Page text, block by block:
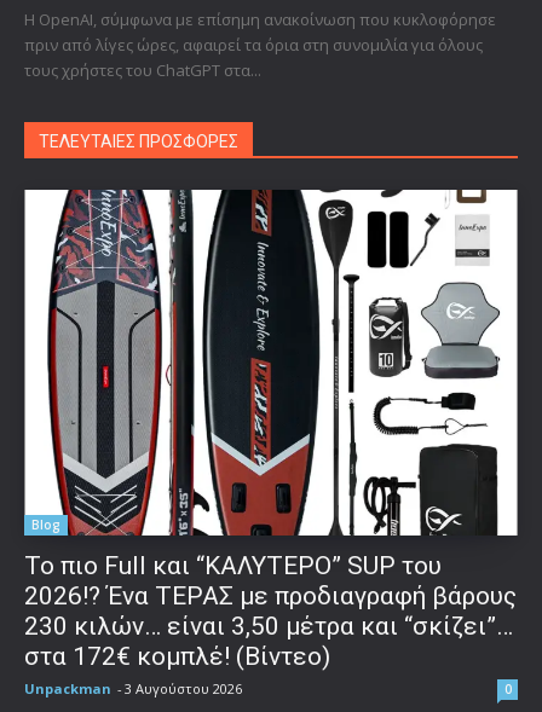
Η OpenAI, σύμφωνα με επίσημη ανακοίνωση που κυκλοφόρησε
πριν από λίγες ώρες, αφαιρεί τα όρια στη συνομιλία για όλους
τους χρήστες του ChatGPT στα...
ΤΕΛΕΥΤΑΙΕΣ ΠΡΟΣΦΟΡΕΣ
Blog
To πιο Full και “ΚΑΛΥΤΕΡΟ” SUP του
2026!? Ένα ΤΕΡΑΣ με προδιαγραφή βάρους
230 κιλών… είναι 3,50 μέτρα και “σκίζει”…
στα 172€ κομπλέ! (Βίντεο)
Unpackman - 3 Αυγούστου 2026 0